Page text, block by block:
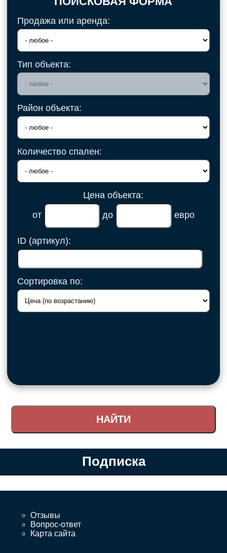
Продажа или аренда:
Тип объекта:
Район объекта:
Количество спален:
Цена объекта:
от
до евро
ID (артикул):
Сортировка по:
Подписка
Отзывы
Вопрос-ответ
Карта сайта